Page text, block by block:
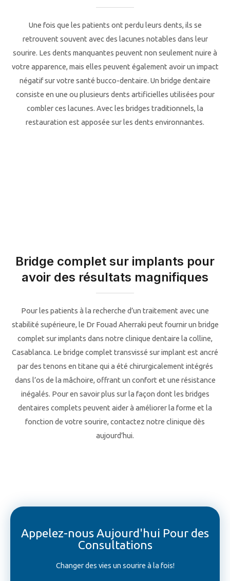
Une fois que les patients ont perdu leurs dents, ils se
retrouvent souvent avec des lacunes notables dans leur
sourire. Les dents manquantes peuvent non seulement nuire à
votre apparence, mais elles peuvent également avoir un impact
négatif sur votre santé bucco-dentaire. Un bridge dentaire
consiste en une ou plusieurs dents artificielles utilisées pour
combler ces lacunes. Avec les bridges traditionnels, la
restauration est apposée sur les dents environnantes.
Bridge complet sur implants pour
avoir des résultats magnifiques
Pour les patients à la recherche d’un traitement avec une
stabilité supérieure, le Dr Fouad Aherraki peut fournir un bridge
complet sur implants dans notre clinique dentaire la colline,
Casablanca. Le bridge complet transvissé sur implant est ancré
par des tenons en titane qui a été chirurgicalement intégrés
dans l’os de la mâchoire, offrant un confort et une résistance
inégalés. Pour en savoir plus sur la façon dont les bridges
dentaires complets peuvent aider à améliorer la forme et la
fonction de votre sourire, contactez notre clinique dès
aujourd’hui.
Appelez-nous Aujourd'hui Pour des
Consultations
Changer des vies un sourire à la fois!